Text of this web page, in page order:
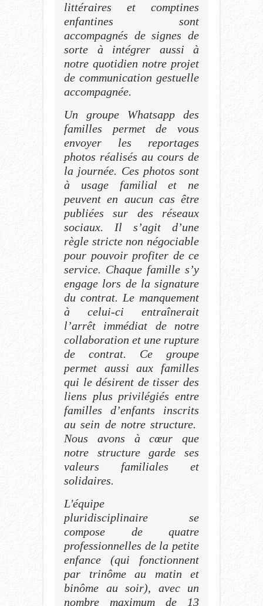
littéraires et comptines
enfantines sont
accompagnés de signes de
sorte à intégrer aussi à
notre quotidien notre projet
de communication gestuelle
accompagnée.
Un groupe Whatsapp des
familles permet de vous
envoyer les reportages
photos réalisés au cours de
la journée. Ces photos sont
à usage familial et ne
peuvent en aucun cas être
publiées sur des réseaux
sociaux. Il s’agit d’une
règle stricte non négociable
pour pouvoir profiter de ce
service. Chaque famille s’y
engage lors de la signature
du contrat. Le manquement
à celui-ci entraînerait
l’arrêt immédiat de notre
collaboration et une rupture
de contrat. Ce groupe
permet aussi aux familles
qui le désirent de tisser des
liens plus privilégiés entre
familles d’enfants inscrits
au sein de notre structure.
Nous avons à cœur que
notre structure garde ses
valeurs familiales et
solidaires.
L'équipe
pluridisciplinaire se
compose de quatre
professionnelles de la petite
enfance (qui fonctionnent
par trinôme au matin et
binôme au soir), avec un
nombre maximum de 13